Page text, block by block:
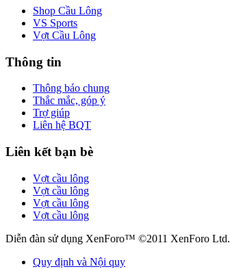
Shop Cầu Lông
VS Sports
Vợt Cầu Lông
Thông tin
Thông báo chung
Thắc mắc, góp ý
Trợ giúp
Liên hệ BQT
Liên kết bạn bè
Vợt cầu lông
Vợt cầu lông
Vợt cầu lông
Vợt cầu lông
Diễn đàn sử dụng XenForo™ ©2011 XenForo Ltd.
Quy định và Nội quy